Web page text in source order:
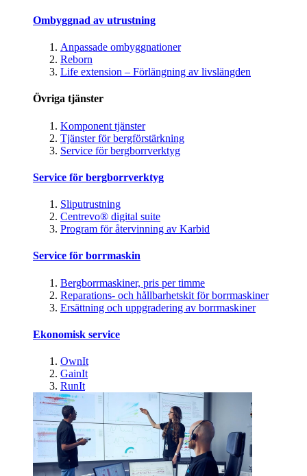
Ombyggnad av utrustning
Anpassade ombyggnationer
Reborn
Life extension – Förlängning av livslängden
Övriga tjänster
Komponent tjänster
Tjänster för bergförstärkning
Service för bergborrverktyg
Service för bergborrverktyg
Sliputrustning
Centrevo® digital suite
Program för återvinning av Karbid
Service för borrmaskin
Bergborrmaskiner, pris per timme
Reparations- och hållbarhetskit för borrmaskiner
Ersättning och uppgradering av borrmaskiner
Ekonomisk service
OwnIt
GainIt
RunIt